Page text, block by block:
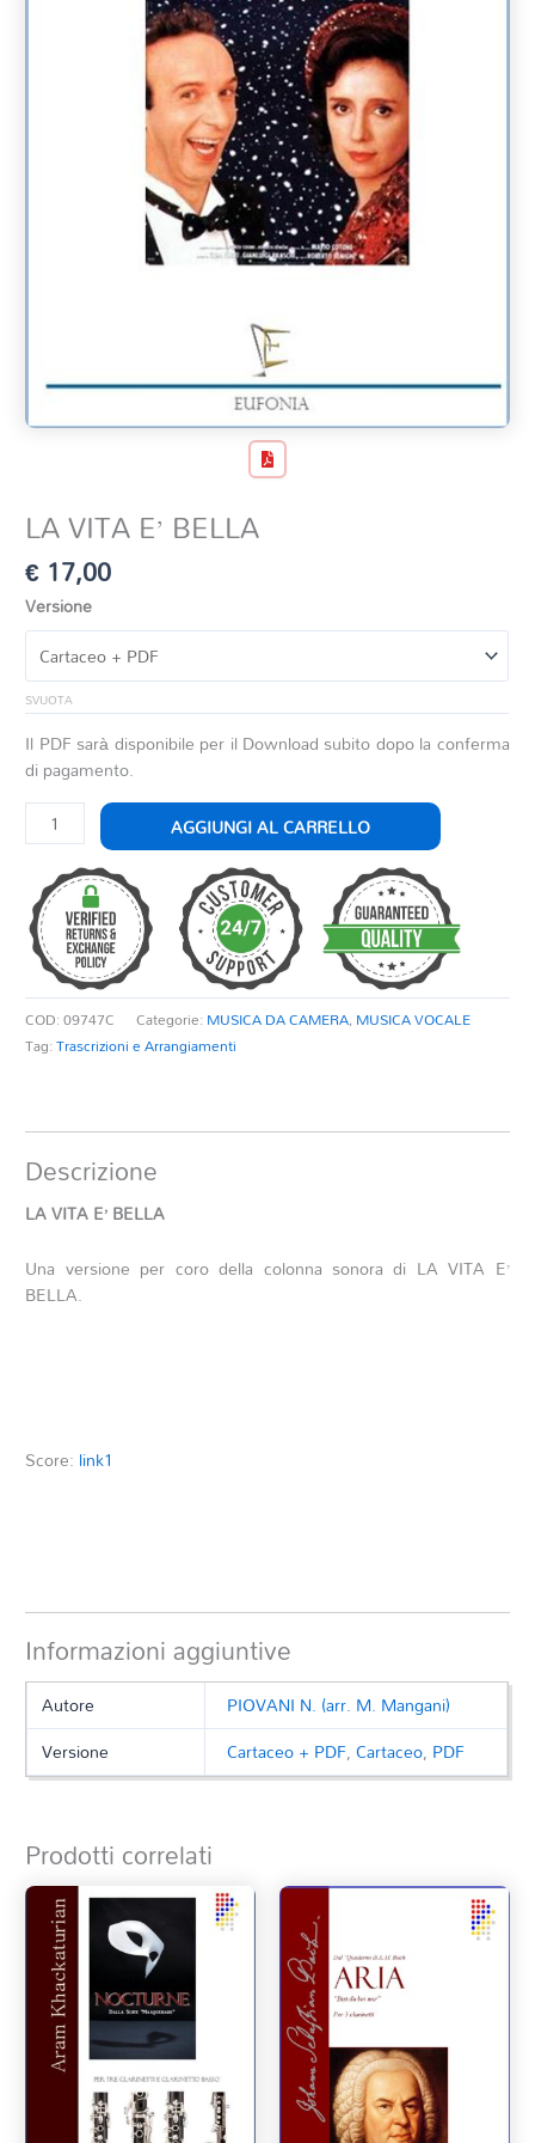
LA VITA E’ BELLA
€ 17,00
Versione
SVUOTA
Il PDF sarà disponibile per il Download subito dopo la conferma
di pagamento.
LA
VITA
BELLA
quantità
AGGIUNGI AL CARRELLO
COD:09747C Categorie: MUSICA DA CAMERA, MUSICA VOCALE
Tag:Trascrizioni e Arrangiamenti
Descrizione
LA VITA E’ BELLA
Una versione per coro della colonna sonora di LA VITA E’
BELLA.
Score: link1
Informazioni aggiuntive
Autore
PIOVANI N. (arr. M. Mangani)
Versione
Cartaceo + PDF,Cartaceo, PDF
Prodotti correlati